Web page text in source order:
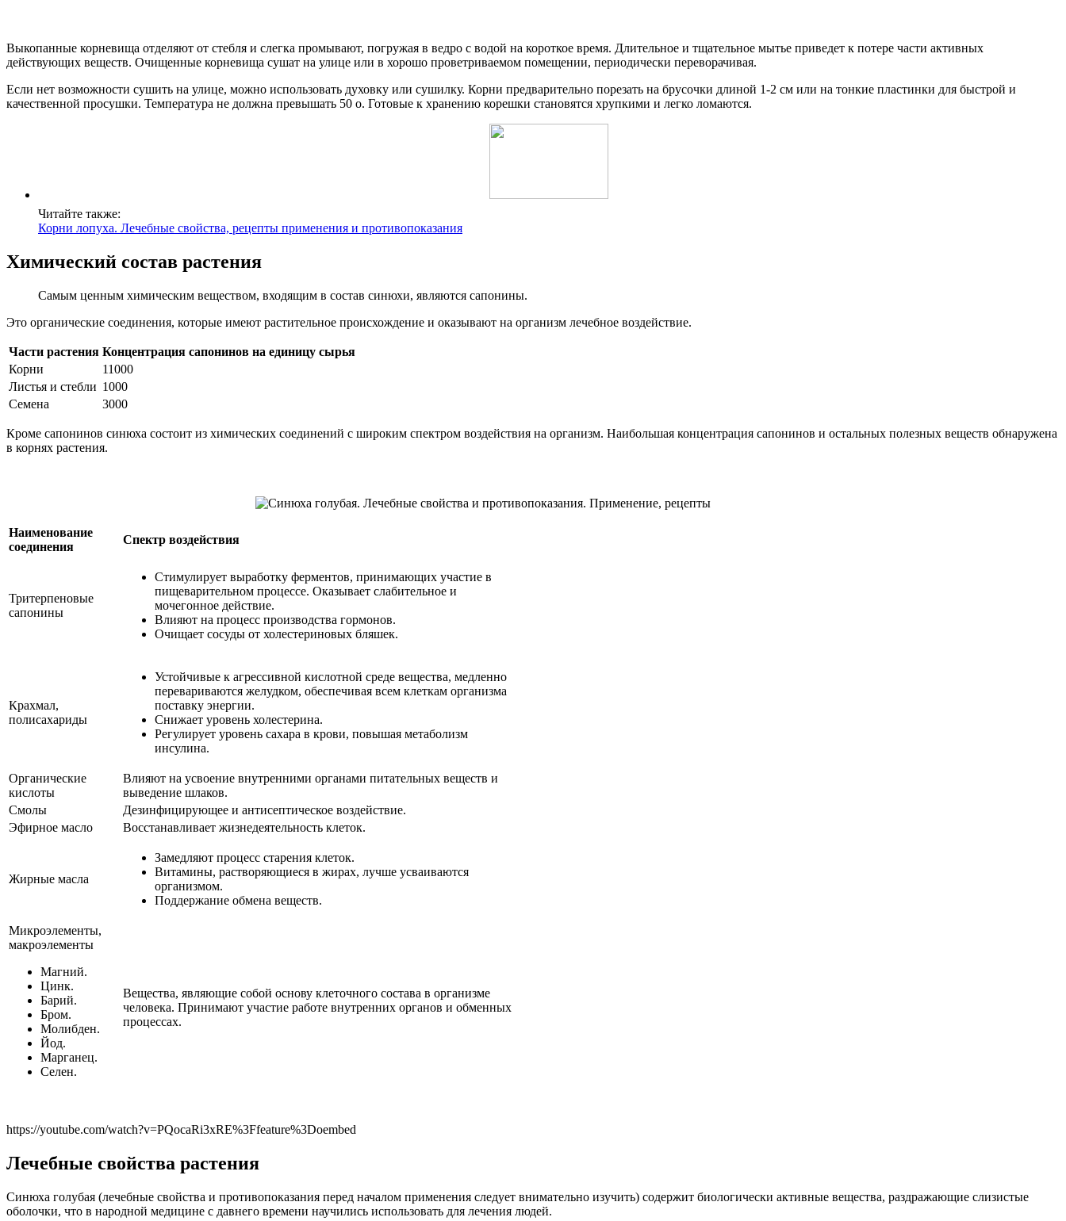
Выкопанные корневища отделяют от стебля и слегка промывают, погружая в ведро с водой на короткое время. Длительное и тщательное мытье приведет к потере части активных
действующих веществ. Очищенные корневища сушат на улице или в хорошо проветриваемом помещении, периодически переворачивая.
Если нет возможности сушить на улице, можно использовать духовку или сушилку. Корни предварительно порезать на брусочки длиной 1-2 см или на тонкие пластинки для быстрой и
качественной просушки. Температура не должна превышать 50 о. Готовые к хранению корешки становятся хрупкими и легко ломаются.
Читайте также:
Корни лопуха. Лечебные свойства, рецепты применения и противопоказания
Химический состав растения
Самым ценным химическим веществом, входящим в состав синюхи, являются сапонины.
Это органические соединения, которые имеют растительное происхождение и оказывают на организм лечебное воздействие.
Части растения Концентрация сапонинов на единицу сырья
Корни
11000
Листья и стебли 1000
Семена
3000
Кроме сапонинов синюха состоит из химических соединений с широким спектром воздействия на организм. Наибольшая концентрация сапонинов и остальных полезных веществ обнаружена
в корнях растения.
Наименование
соединения
Спектр воздействия
Тритерпеновые
сапонины
Стимулирует выработку ферментов, принимающих участие в
пищеварительном процессе. Оказывает слабительное и
мочегонное действие.
Влияют на процесс производства гормонов.
Очищает сосуды от холестериновых бляшек.
Крахмал,
полисахариды
Устойчивые к агрессивной кислотной среде вещества, медленно
перевариваются желудком, обеспечивая всем клеткам организма
поставку энергии.
Снижает уровень холестерина.
Регулирует уровень сахара в крови, повышая метаболизм
инсулина.
Органические
кислоты
Влияют на усвоение внутренними органами питательных веществ и
выведение шлаков.
Смолы
Дезинфицирующее и антисептическое воздействие.
Эфирное масло
Восстанавливает жизнедеятельность клеток.
Жирные масла
Замедляют процесс старения клеток.
Витамины, растворяющиеся в жирах, лучше усваиваются
организмом.
Поддержание обмена веществ.
Микроэлементы,
макроэлементы
Магний.
Цинк.
Барий.
Бром.
Молибден.
Йод.
Марганец.
Селен.
Вещества, являющие собой основу клеточного состава в организме
человека. Принимают участие работе внутренних органов и обменных
процессах.
https://youtube.com/watch?v=PQocaRi3xRE%3Ffeature%3Doembed
Лечебные свойства растения
Синюха голубая (лечебные свойства и противопоказания перед началом применения следует внимательно изучить) содержит биологически активные вещества, раздражающие слизистые
оболочки, что в народной медицине с давнего времени научились использовать для лечения людей.